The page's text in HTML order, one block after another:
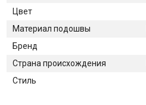
Цвет
Материал подошвы
Бренд
Страна происхождения
Стиль